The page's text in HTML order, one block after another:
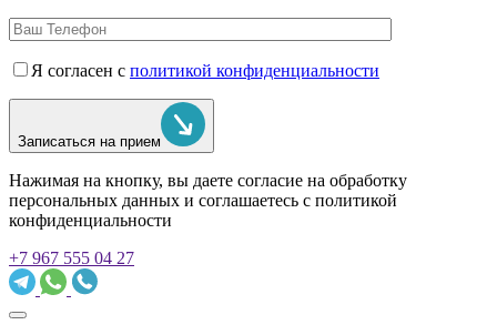
Я согласен с политикой конфиденциальности
Записаться на прием
Нажимая на кнопку, вы даете согласие на обработку
персональных данных и соглашаетесь c политикой
конфиденциальности
+7 967 555 04 27